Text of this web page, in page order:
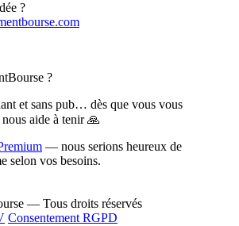
?
?
et sans pub… dès que vous vous
aide à tenir 🙏
— nous serions heureux de
selon vos besoins.
— Tous droits réservés
Consentement RGPD